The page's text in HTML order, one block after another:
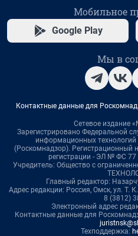
Мобильное
Google Play
Мы в
Контактные данные для
Сетевое издание
Зарегистрировано Федеральной
информационных
(Роскомнадзор). Регистрационный
регистрации - ЭЛ № ФС 77
Учредитель: Общество с
Главный редактор:
Адрес редакции: Россия, Омск, ул. Т.
8 (3812)
Электронный адрес
Контактные данные для
Техподдержка: